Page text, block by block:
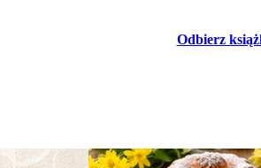
Odbierz